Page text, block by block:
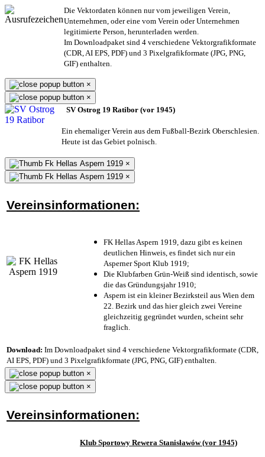
Die Vektordaten können nur vom jeweiligen Verein,
Unternehmen, oder eine vom Verein oder Unternehmen
legitimierte Person, herunterladen werden.
Im Downloadpaket sind 4 verschiedene Vektorgrafikformate
(CDR, AI EPS, PDF) und 3 Pixelgrafikformate (JPG, PNG,
GIF) enthalten.
×
×
SV Ostrog 19 Ratibor (vor 1945)
Ein ehemaliger Verein aus dem Fußball-Bezirk Oberschlesien.
Heute ist das Gebiet polnisch.
×
×
Vereinsinformationen:
FK Hellas Aspern 1919, dazu gibt es keinen
deutlichen Hinweis, es findet sich nur ein
Asperner Sport Klub 1919;
Die Klubfarben Grün-Weiß sind identisch, sowie
die das Gründungsjahr 1910;
Aspern ist ein kleiner Bezirksteil aus Wien dem
22. Bezirk und das hier gleich zwei Vereine
gleichzeitig gegründet wurden, scheint sehr
fraglich.
Download: Im Downloadpaket sind 4 verschiedene Vektorgrafikformate (CDR,
AI EPS, PDF) und 3 Pixelgrafikformate (JPG, PNG, GIF) enthalten.
×
×
Vereinsinformationen:
Klub Sportowy Rewera Stanisławów (vor 1945)